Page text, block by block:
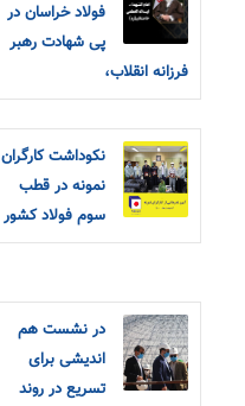
فولاد خراسان در
پی شهادت رهبر
فرزانه انقلاب،
نکوداشت کارگران
نمونه در قطب
سوم فولاد کشور
در نشست هم
اندیشی برای
تسریع در روند